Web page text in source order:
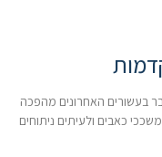
בעשורים האחרונים מהפכה
כאבים ולעיתים ניתוחים